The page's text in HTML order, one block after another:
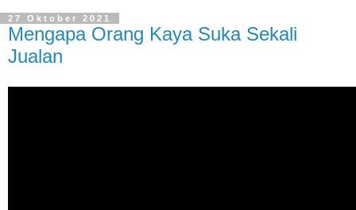
27 Oktober 2021
Mengapa Orang Kaya Suka Sekali
Jualan